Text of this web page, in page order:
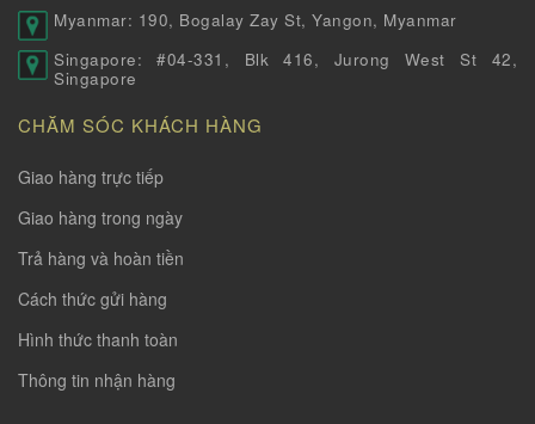
Myanmar: 190, Bogalay Zay St, Yangon, Myanmar
Singapore: #04-331, Blk 416, Jurong West St 42,
Singapore
CHĂM SÓC KHÁCH HÀNG
Giao hàng trực tiếp
Giao hàng trong ngày
Trả hàng và hoàn tiền
Cách thức gửi hàng
Hình thức thanh toàn
Thông tin nhận hàng